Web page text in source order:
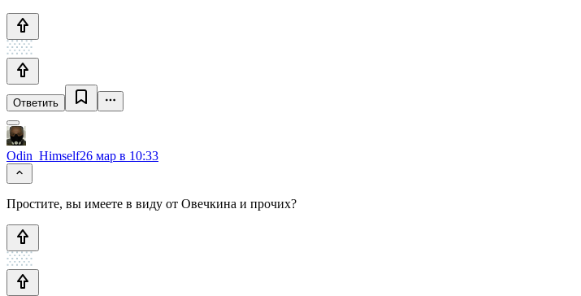
Ответить
Odin_Himself26 мар в 10:33
Простите, вы имеете в виду от Овечкина и прочих?